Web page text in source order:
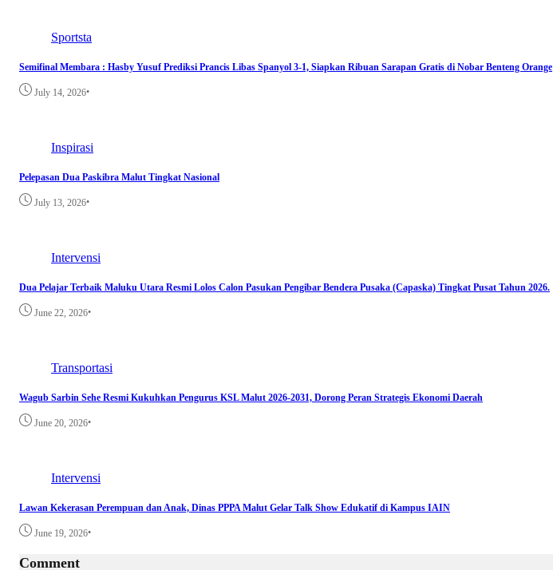
Sportsta
Semifinal Membara : Hasby Yusuf Prediksi Prancis Libas Spanyol 3-1, Siapkan Ribuan Sarapan Gratis di Nobar Benteng Orange
July 14, 2026•
Inspirasi
Pelepasan Dua Paskibra Malut Tingkat Nasional
July 13, 2026•
Intervensi
Dua Pelajar Terbaik Maluku Utara Resmi Lolos Calon Pasukan Pengibar Bendera Pusaka (Capaska) Tingkat Pusat Tahun 2026.
June 22, 2026•
Transportasi
Wagub Sarbin Sehe Resmi Kukuhkan Pengurus KSL Malut 2026-2031, Dorong Peran Strategis Ekonomi Daerah
June 20, 2026•
Intervensi
Lawan Kekerasan Perempuan dan Anak, Dinas PPPA Malut Gelar Talk Show Edukatif di Kampus IAIN
June 19, 2026•
Comment